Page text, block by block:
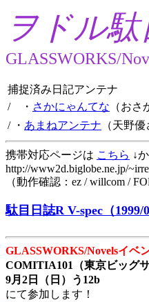
ヲドル
GLASSWORKS/
捕捉済み日記アンテナ
/ ・ さかにゃんてな （おさ
/ ・ あまねアンテナ （天野優
携帯対応ページは こちら ↓
http://www2d.biglobe.ne.jp/
（動作確認：ez / willcom /
駄目日誌R V-spec（1999/
GLASSWORKS/Novelsイベ
COMITIA101（東京ビッグサ
9月2日（日）う12b
にて参加します！